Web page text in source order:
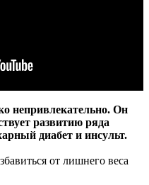
непривлекательно. Он
развитию ряда
диабет и инсульт.
от лишнего веса